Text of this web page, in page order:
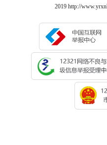
2019 http://